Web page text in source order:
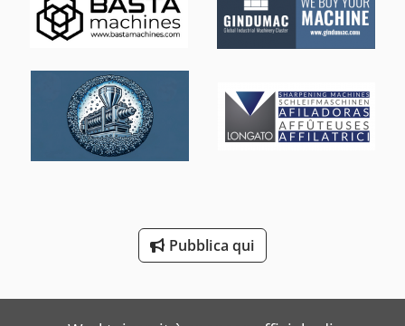
Bbc
Beka-Mak
Buehler
Costa
Pubblica qui